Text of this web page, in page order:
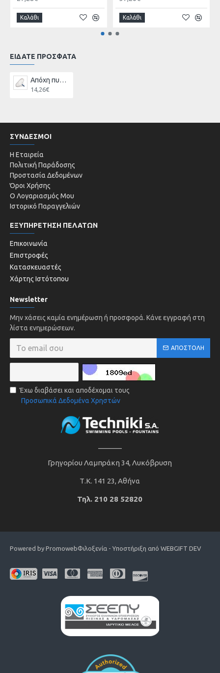
Καλάθι Καλάθι
ΕΙΔΑΤΕ ΠΡΟΣΦΑΤΑ
Απόχη πυθμένα Αλουμινίου
14,26€
ΣΥΝΔΕΣΜΟΙ
Η Εταιρεία
Πολιτική Παράδοσης
Προστασία Δεδομένων
Όροι Χρήσης
Ο Λογαριασμός Μου
Ιστορικό Παραγγελιών
ΕΞΥΠΗΡΕΤΗΣΗ ΠΕΛΑΤΩΝ
Επικοινωνία
Επιστροφές
Κατασκευαστές
Χάρτης Ιστότοπου
Newsletter
Μην χάσεις καμία ενημέρωση ή προσφορά. Κάνε εγγραφή στη
λίστα ενημερώσεων.
ΑΠΟΣΤΟΛΉ
Έχω διαβάσει και αποδέχομαι τους
Προσωπικά Δεδομένα Χρηστών
Γρηγορίου Λαμπράκη 34, Λυκόβρυση
Τ.Κ. 141 23, Αθήνα
Τηλ. 210 28 52820
Powered by PromowebΦιλοξενία - Υποστήριξη από WEBGIFT DEV